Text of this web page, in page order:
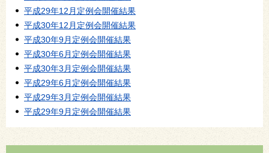
平成29年12月定例会開催結果
平成30年12月定例会開催結果
平成30年9月定例会開催結果
平成30年6月定例会開催結果
平成30年3月定例会開催結果
平成29年6月定例会開催結果
平成29年3月定例会開催結果
平成29年9月定例会開催結果